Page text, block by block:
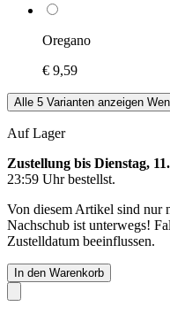
Oregano
€ 9,59
Alle 5 Varianten anzeigen
Auf Lager
Zustellung bis Dienstag,
23:59 Uhrbestellst.
Von diesem Artikel sind nur
Nachschub ist unterwegs!
Zustelldatum beeinflussen.
In den Warenkorb